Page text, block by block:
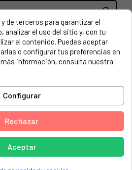
ZANUSSI. 3531939233. longitud:
1,9cm
00 31006ML-WN
00 37006ML-WN
00 31006GM-WN
de terceros para garantizar el
analizar el uso del sitio y, con tu
el contenido. Puedes aceptar
o configurar tus preferencias en
información, consulta nuestra
Configurar
Rechazar
Aceptar